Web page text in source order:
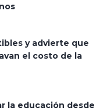
y advierte que
el costo de la
la educación desde